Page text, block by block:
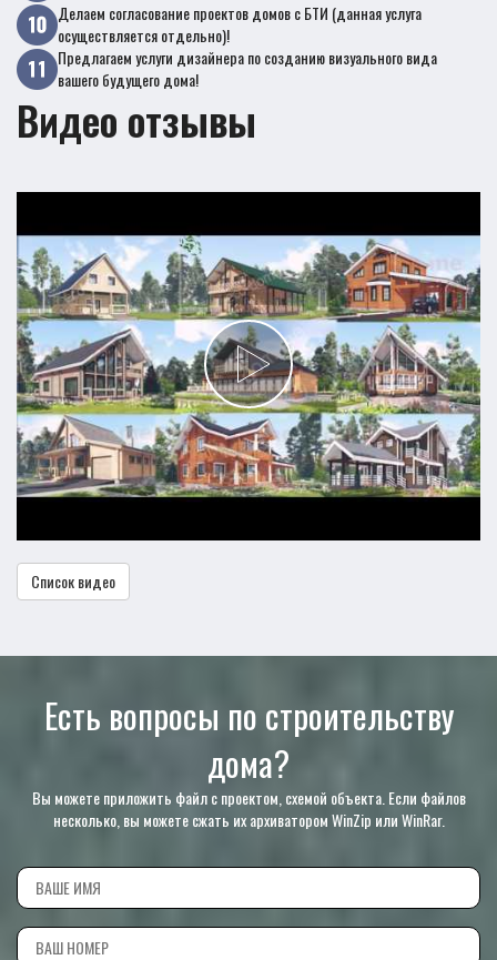
Делаем согласование проектов домов с БТИ (данная услуга
осуществляется отдельно)!
Предлагаем услуги дизайнера по созданию визуального вида
вашего будущего дома!
Видео отзывы
Список видео
Есть вопросы по строительству
дома?
Вы можете приложить файл с проектом, схемой объекта. Если файлов
несколько, вы можете сжать их архиватором WinZip или WinRar.